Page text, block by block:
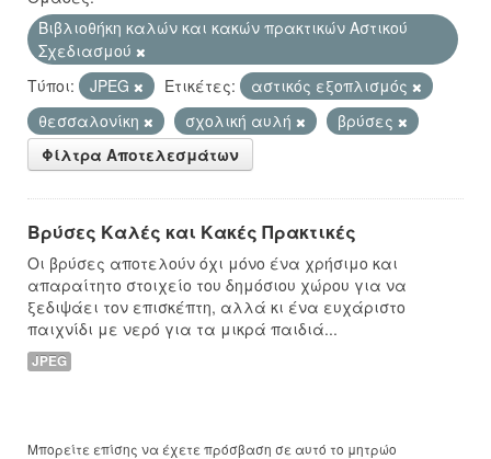
Βιβλιοθήκη καλών και κακών πρακτικών Αστικού
Σχεδιασμού
Τύποι:
JPEG Ετικέτες:
αστικός εξοπλισμός
θεσσαλονίκη
σχολική αυλή
βρύσες
Φίλτρα Αποτελεσμάτων
Βρύσες Καλές και Κακές Πρακτικές
Οι βρύσες αποτελούν όχι μόνο ένα χρήσιμο και
απαραίτητο στοιχείο του δημόσιου χώρου για να
ξεδιψάει τον επισκέπτη, αλλά κι ένα ευχάριστο
παιχνίδι με νερό για τα μικρά παιδιά...
JPEG
Μπορείτε επίσης να έχετε πρόσβαση σε αυτό το μητρώο